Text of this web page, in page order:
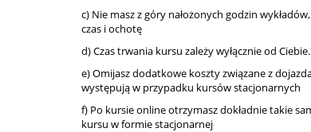
c) Nie masz z góry nałożonych godzin
czas i ochotę
d) Czas trwania kursu zależy wyłącznie od Ciebie.
e) Omijasz dodatkowe koszty związane z
występują w przypadku kursów stacjonarnych
f) Po kursie online otrzymasz dokładnie takie
kursu w formie stacjonarnej